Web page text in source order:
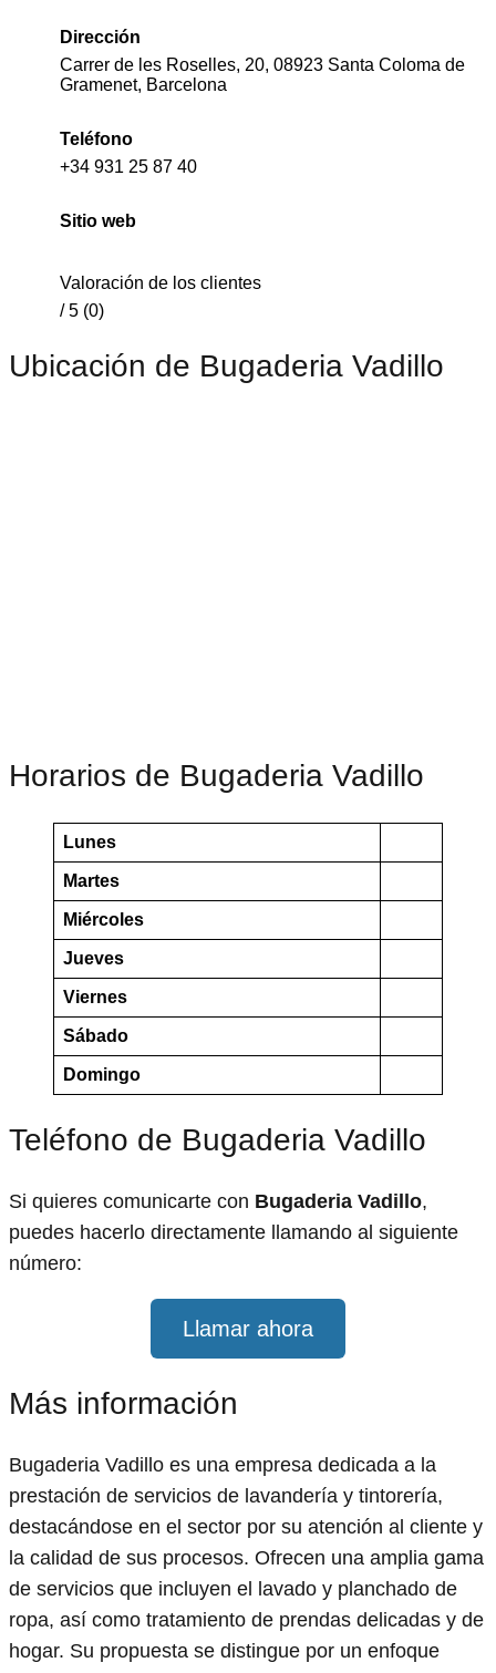
Dirección
Carrer de les Roselles, 20, 08923 Santa Coloma de
Gramenet, Barcelona
Teléfono
+34 931 25 87 40
Sitio web
Valoración de los clientes
/ 5 (0)
Ubicación de Bugaderia Vadillo
Horarios de Bugaderia Vadillo
Lunes
Martes
Miércoles
Jueves
Viernes
Sábado
Domingo
Teléfono de Bugaderia Vadillo
Si quieres comunicarte con Bugaderia Vadillo,
puedes hacerlo directamente llamando al siguiente
número:
Llamar ahora
Más información
Bugaderia Vadillo es una empresa dedicada a la
prestación de servicios de lavandería y tintorería,
destacándose en el sector por su atención al cliente y
la calidad de sus procesos. Ofrecen una amplia gama
de servicios que incluyen el lavado y planchado de
ropa, así como tratamiento de prendas delicadas y de
hogar. Su propuesta se distingue por un enfoque